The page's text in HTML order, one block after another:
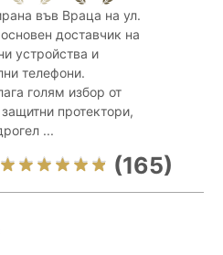
във Враца на ул.
доставчик на
устройства и
телефони.
голям избор от
протектори,
...
(165)